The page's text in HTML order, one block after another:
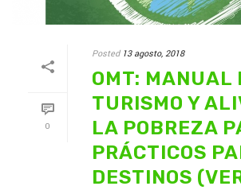
0
Posted 13 agosto, 2018
OMT: MANUAL
TURISMO Y
LA POBREZA
PRÁCTICOS
DESTINOS